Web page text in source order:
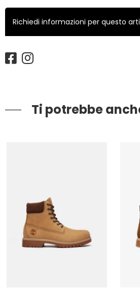
Richiedi informazioni per questo
Ti potrebbe